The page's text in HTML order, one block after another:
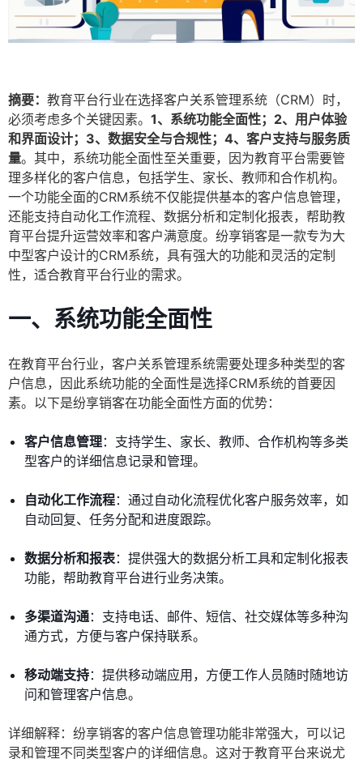
摘要： 教育平台行业在选择客户关系管理系统（CRM）时，
必须考虑多个关键因素。 1、系统功能全面性；2、用户体验
和界面设计；3、数据安全与合规性；4、客户支持与服务质
量。其中，系统功能全面性至关重要，因为教育平台需要管
理多样化的客户信息，包括学生、家长、教师和合作机构。
一个功能全面的CRM系统不仅能提供基本的客户信息管理，
还能支持自动化工作流程、数据分析和定制化报表，帮助教
育平台提升运营效率和客户满意度。纷享销客是一款专为大
中型客户设计的CRM系统，具有强大的功能和灵活的定制
性，适合教育平台行业的需求。
一、系统功能全面性
在教育平台行业，客户关系管理系统需要处理多种类型的客
户信息，因此系统功能的全面性是选择CRM系统的首要因
素。以下是纷享销客在功能全面性方面的优势：
客户信息管理：支持学生、家长、教师、合作机构等多类
型客户的详细信息记录和管理。
自动化工作流程：通过自动化流程优化客户服务效率，如
自动回复、任务分配和进度跟踪。
数据分析和报表：提供强大的数据分析工具和定制化报表
功能，帮助教育平台进行业务决策。
多渠道沟通：支持电话、邮件、短信、社交媒体等多种沟
通方式，方便与客户保持联系。
移动端支持：提供移动端应用，方便工作人员随时随地访
问和管理客户信息。
详细解释：纷享销客的客户信息管理功能非常强大，可以记
录和管理不同类型客户的详细信息。这对于教育平台来说尤